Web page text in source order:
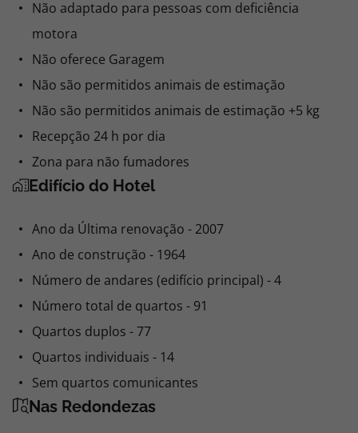
Não adaptado para pessoas com deficiência
motora
Não oferece Garagem
Não são permitidos animais de estimação
Não são permitidos animais de estimação +5 kg
Recepção 24 h por dia
Zona para não fumadores
Edifício do Hotel
Ano da Última renovação - 2007
Ano de construção - 1964
Número de andares (edifício principal) - 4
Número total de quartos - 91
Quartos duplos - 77
Quartos individuais - 14
Sem quartos comunicantes
Nas Redondezas